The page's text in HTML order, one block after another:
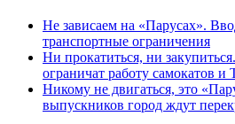
Не зависаем на «Парусах».
транспортные ограничения
Ни прокатиться, ни
ограничат работу самокатов и
Никому не двигаться, это
выпускников город ждут